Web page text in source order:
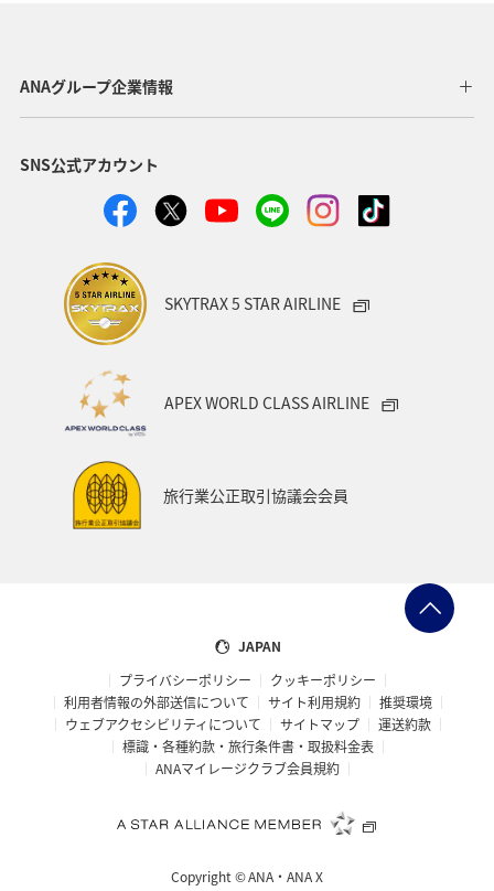
ANAグループ企業情報
SNS公式アカウント
SKYTRAX 5 STAR AIRLINE
APEX WORLD CLASS AIRLINE
旅行業公正取引協議会会員
JAPAN
プライバシーポリシー
クッキーポリシー
利用者情報の外部送信について
サイト利用規約
推奨環境
ウェブアクセシビリティについて
サイトマップ
運送約款
標識・各種約款・旅行条件書・取扱料金表
ANAマイレージクラブ会員規約
Copyright ©ANA・ANA X